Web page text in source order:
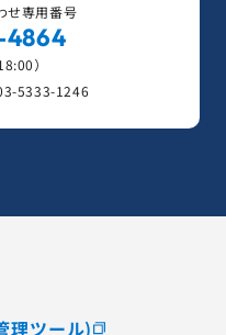
せ専用番号
）
5333-1246
理ツール)